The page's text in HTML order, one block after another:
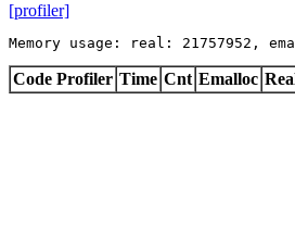
[profiler]
Memory usage: real: 21757952,
Code Profiler Time Cnt Emalloc